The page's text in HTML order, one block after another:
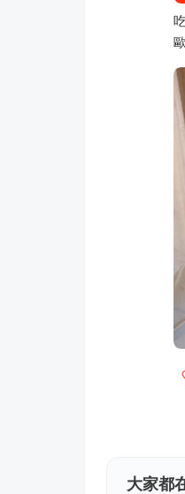
大家都